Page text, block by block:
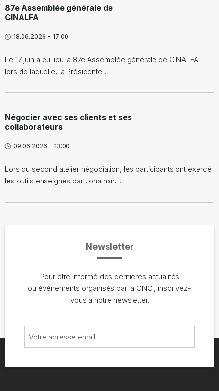
87e Assemblée générale de
CINALFA
18.06.2026 - 17:00
Le 17 juin a eu lieu la 87e Assemblée générale de CINALFA
lors de laquelle, la Présidente…
Négocier avec ses clients et ses
collaborateurs
09.06.2026 - 13:00
Lors du second atelier négociation, les participants ont exercé
les outils enseignés par Jonathan…
Newsletter
Pour être informé des dernières actualités
ou événements organisés par la CNCI, inscrivez-
vous à notre newsletter.